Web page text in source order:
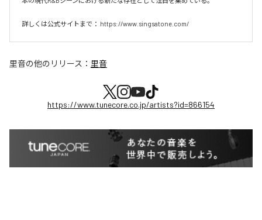
詳しくは公式サイトまで： https://www.singsatone.com/
里音の他のリリース： 里音
https://www.tunecore.co.jp/artists?id=866154